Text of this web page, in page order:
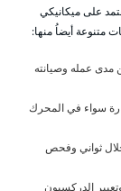
على ميكانيكي
متنوعة أيضاُ منها:
مدى عمله وصيانته
سواء في المحرك
ثواني وفحص
الدركسيون